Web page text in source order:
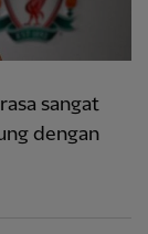
sangat
dengan